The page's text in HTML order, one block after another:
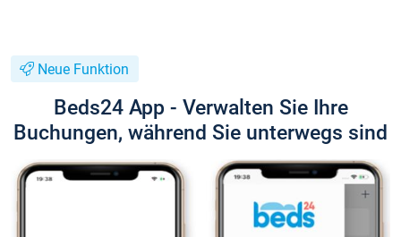
Neue Funktion
Beds24 App - Verwalten Sie Ihre
Buchungen, während Sie unterwegs sind